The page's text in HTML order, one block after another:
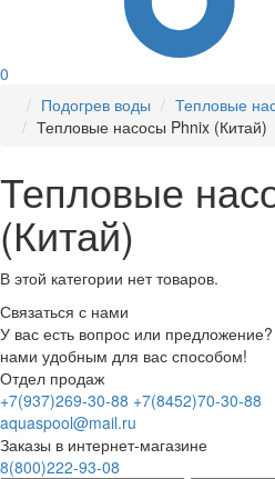
0
Подогрев воды
Тепловые
Тепловые насосы Phnix (Китай)
Тепловые
(Китай)
В этой категории нет товаров.
Связаться с нами
У вас есть вопрос или
нами удобным для вас способом!
Отдел продаж
+7(937)269-30-88 +7(8452)70-30-88
aquaspool@mail.ru
Заказы в интернет-магазине
8(800)222-93-08